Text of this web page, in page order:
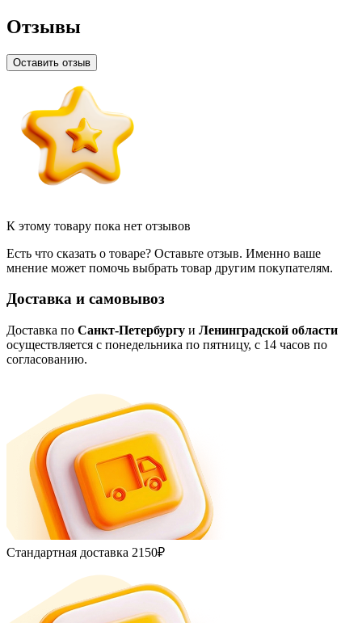
Отзывы
Оставить отзыв
К этому товару пока нет отзывов
Есть что сказать о товаре? Оставьте отзыв. Именно ваше
мнение может помочь выбрать товар другим покупателям.
Доставка и самовывоз
Доставка по Санкт-Петербургу и Ленинградской области
осуществляется с понедельника по пятницу, с 14 часов по
согласованию.
Стандартная доставка 2150₽